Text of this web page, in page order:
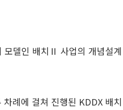
모델인 배치Ⅱ 사업의 개념설
차례에 걸쳐 진행된 KDDX 배